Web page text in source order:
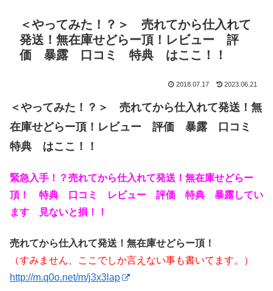
＜やってみた！？＞ 売れてから仕入れて
発送！無在庫せどらー頂！レビュー 評
価 暴露 口コミ 特典 はここ！！
2018.07.17 2023.06.21
＜やってみた！？＞ 売れてから仕入れて発送！無
在庫せどらー頂！レビュー 評価 暴露 口コミ
特典 はここ！！
緊急入手！？売れてから仕入れて発送！無在庫せどらー
頂！ 特典 口コミ レビュー 評価 特典 暴露してい
ます 見ないと損！！
売れてから仕入れて発送！無在庫せどらー頂！
（すみません、ここでしか言えない事も書いてます。）
http://m.q0o.net/m/j3x3lap